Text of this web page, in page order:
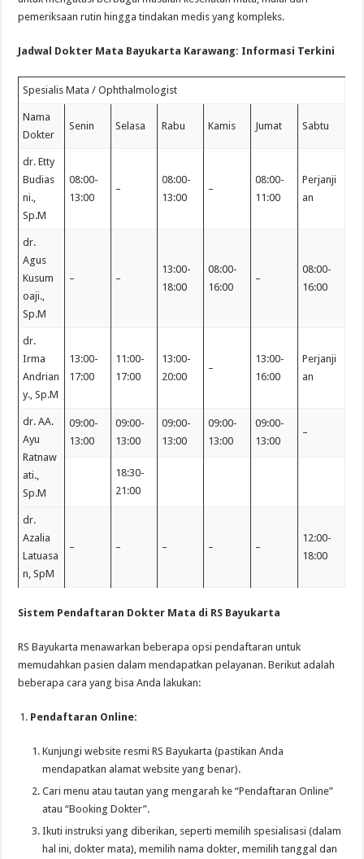
pemeriksaan rutin hingga tindakan medis yang kompleks.
Jadwal Dokter Mata Bayukarta Karawang: Informasi Terkini
Spesialis Mata / Ophthalmologist
Nama
Dokter
Senin Selasa Rabu Kamis Jumat Sabtu
dr. Etty
Budias
ni.,
Sp.M
08:00-
13:00
–
08:00-
13:00
–
08:00-
11:00
Perjanji
an
dr.
Agus
Kusum
oaji.,
Sp.M
– –
13:00-
18:00
08:00-
16:00
–
08:00-
16:00
dr.
Irma
Andrian
y., Sp.M
13:00-
17:00
11:00-
17:00
13:00-
20:00
–
13:00-
16:00
Perjanji
an
dr. AA.
Ayu
Ratnaw
ati.,
Sp.M
09:00-
13:00
09:00-
13:00
09:00-
13:00
09:00-
13:00
09:00-
13:00
–
18:30-
21:00
dr.
Azalia
Latuasa
n, SpM
– – – – –
12:00-
18:00
Sistem Pendaftaran Dokter Mata di RS Bayukarta
RS Bayukarta menawarkan beberapa opsi pendaftaran untuk
memudahkan pasien dalam mendapatkan pelayanan. Berikut adalah
beberapa cara yang bisa Anda lakukan:
Pendaftaran Online:
Kunjungi website resmi RS Bayukarta (pastikan Anda
mendapatkan alamat website yang benar).
Cari menu atau tautan yang mengarah ke “Pendaftaran Online”
atau “Booking Dokter”.
Ikuti instruksi yang diberikan, seperti memilih spesialisasi (dalam
hal ini, dokter mata), memilih nama dokter, memilih tanggal dan